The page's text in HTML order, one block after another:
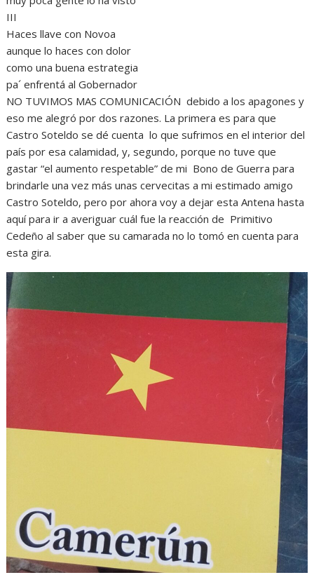
III
Haces llave con Novoa
aunque lo haces con dolor
como una buena estrategia
pa´ enfrentá al Gobernador
NO TUVIMOS MAS COMUNICACIÓN debido a los apagones y
eso me alegró por dos razones. La primera es para que
Castro Soteldo se dé cuenta lo que sufrimos en el interior del
país por esa calamidad, y, segundo, porque no tuve que
gastar “el aumento respetable” de mi Bono de Guerra para
brindarle una vez más unas cervecitas a mi estimado amigo
Castro Soteldo, pero por ahora voy a dejar esta Antena hasta
aquí para ir a averiguar cuál fue la reacción de Primitivo
Cedeño al saber que su camarada no lo tomó en cuenta para
esta gira.